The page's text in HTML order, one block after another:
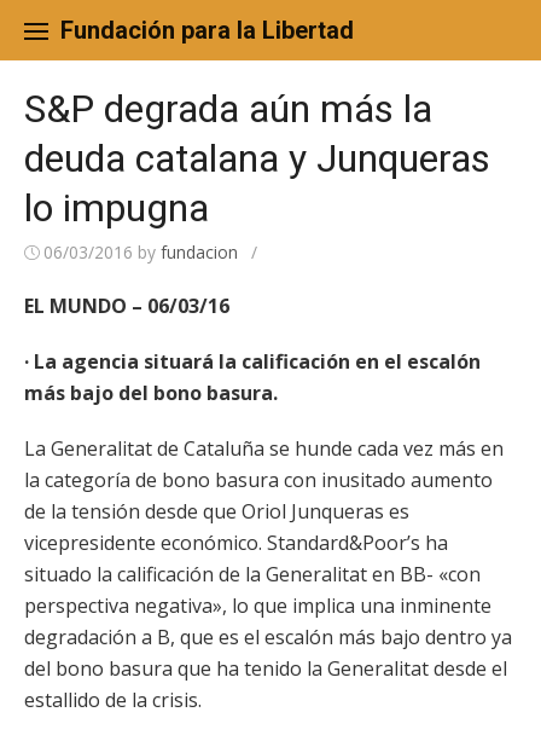
content
Fundación para la Libertad
S&P degrada aún más la
deuda catalana y Junqueras
lo impugna
06/03/2016 by fundacion /
EL MUNDO – 06/03/16
· La agencia situará la calificación en el escalón
más bajo del bono basura.
La Generalitat de Cataluña se hunde cada vez más en
la categoría de bono basura con inusitado aumento
de la tensión desde que Oriol Junqueras es
vicepresidente económico. Standard&Poor’s ha
situado la calificación de la Generalitat en BB- «con
perspectiva negativa», lo que implica una inminente
degradación a B, que es el escalón más bajo dentro ya
del bono basura que ha tenido la Generalitat desde el
estallido de la crisis.